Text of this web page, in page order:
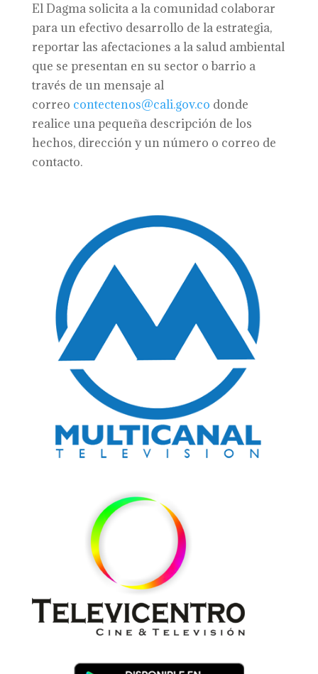
El Dagma solicita a la comunidad colaborar
para un efectivo desarrollo de la estrategia,
reportar las afectaciones a la salud ambiental
que se presentan en su sector o barrio a
través de un mensaje al
correo contectenos@cali.gov.co donde
realice una pequeña descripción de los
hechos, dirección y un número o correo de
contacto.